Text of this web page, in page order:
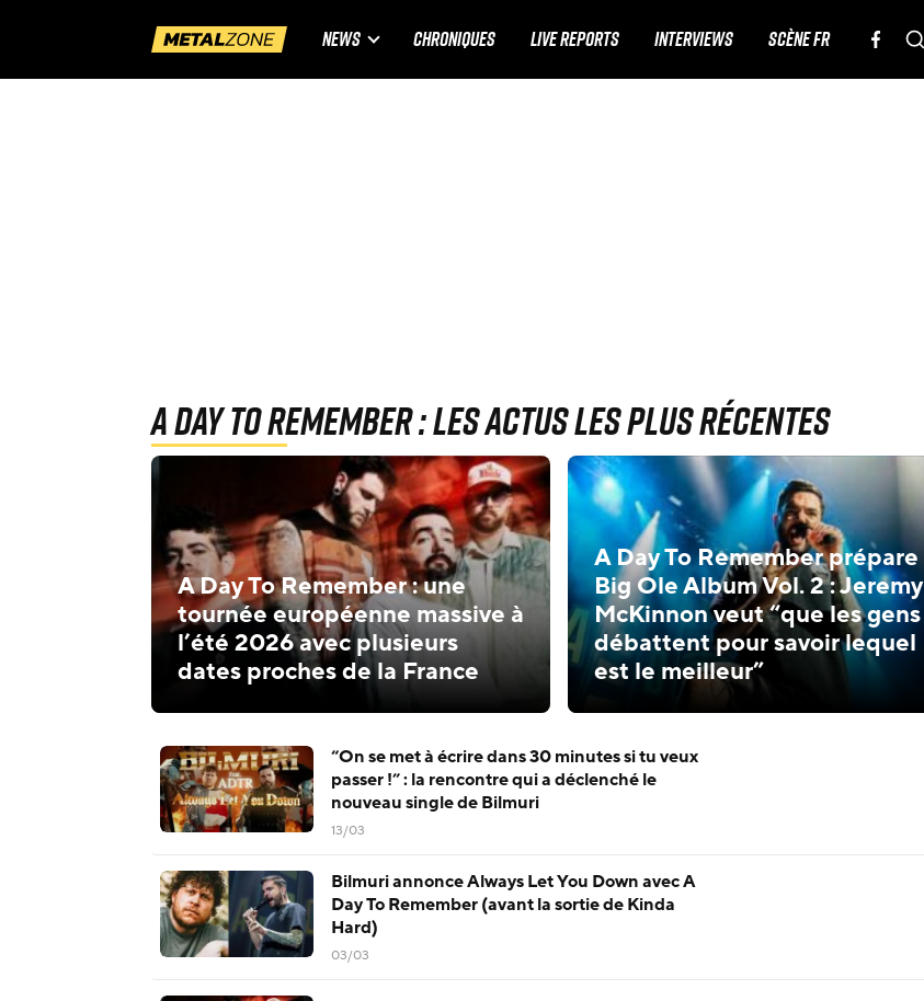
NEWS CHRONIQUES LIVE REPORTS INTERVIEWS SCÈNE FR
A Day To Remember : Les actus les plus récentes
A Day To Remember : une
tournée européenne massive à
l’été 2026 avec plusieurs
dates proches de la France
A Day To Remember prépare
Big Ole Album Vol. 2 : Jeremy
McKinnon veut “que les gens
débattent pour savoir lequel
est le meilleur”
“On se met à écrire dans 30 minutes si tu veux
passer !” : la rencontre qui a déclenché le
nouveau single de Bilmuri
13/03
Bilmuri annonce Always Let You Down avec A
Day To Remember (avant la sortie de Kinda
Hard)
03/03